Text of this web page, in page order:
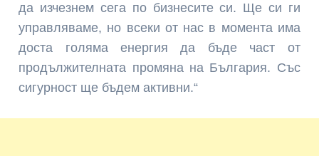
да изчезнем сега по бизнесите си. Ще си ги
управляваме, но всеки от нас в момента има
доста голяма енергия да бъде част от
продължителната промяна на България. Със
сигурност ще бъдем активни.“